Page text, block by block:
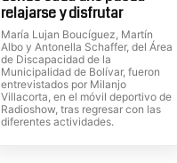
relajarse y disfrutar
María Lujan Boucíguez, Martín
Albo y Antonella Schaffer, del Área
de Discapacidad de la
Municipalidad de Bolívar, fueron
entrevistados por Milanjo
Villacorta, en el móvil deportivo de
Radioshow, tras regresar con las
diferentes actividades.